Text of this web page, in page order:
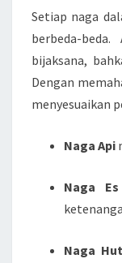
Setiap naga
berbeda-
bijaksana,
Dengan
menyesuaikan
Naga Api
Naga Es
Naga